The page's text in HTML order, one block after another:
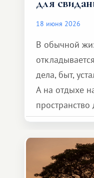
для
18 июня 2026
В обычной
дела, быт,
А на отдыхе
сделать для
особенное.
масштабное,
и